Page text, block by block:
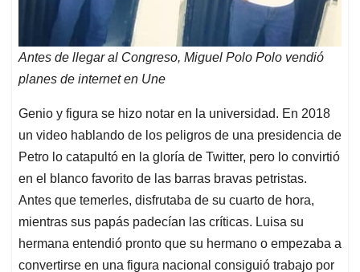
Antes de llegar al Congreso, Miguel Polo Polo vendió
planes de internet en Une
Genio y figura se hizo notar en la universidad. En 2018
un video hablando de los peligros de una presidencia de
Petro lo catapultó en la gloría de Twitter, pero lo convirtió
en el blanco favorito de las barras bravas petristas.
Antes que temerles, disfrutaba de su cuarto de hora,
mientras sus papás padecían las críticas. Luisa su
hermana entendió pronto que su hermano o empezaba a
convertirse en una figura nacional consiguió trabajo por